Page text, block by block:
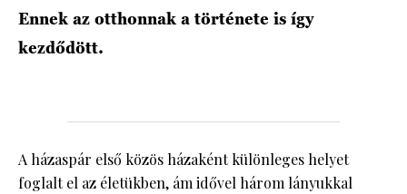
Ennek az otthonnak a története is így
kezdődött.
A házaspár első közös házaként különleges helyet
foglalt el az életükben, ám idővel három lányukkal